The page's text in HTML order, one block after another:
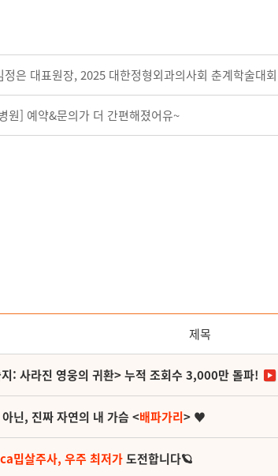
은 대표원장, 2025 대한정형외과의사회 춘계학술대
원] 예약&문의가 더 간편해졌어유~
제목
: 사라진 영웅의 귀환> 누적 조회수 3,000만 돌파!
닌, 진짜 자연의 내 가슴 <배파가리> ♥
밉살주사, 우주 최저가도전합니다🪐